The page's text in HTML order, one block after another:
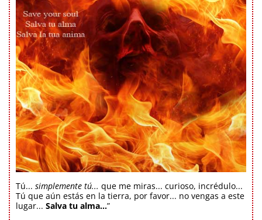
Tú... simplemente tú... que me miras... curioso, incrédulo...
Tú que aún estás en la tierra, por favor... no vengas a este
lugar... Salva tu alma...”